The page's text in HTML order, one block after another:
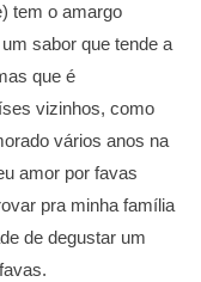
tem o amargo
sabor que tende a
que é
vizinhos, como
vários anos na
amor por favas
pra minha família
de degustar um